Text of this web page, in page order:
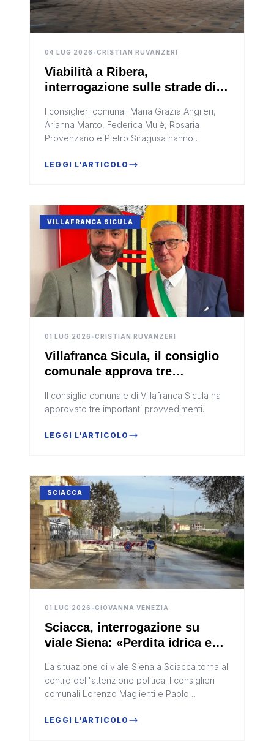
04 LUG 2026 •CRISTIAN RUVANZERI
Viabilità a Ribera,
interrogazione sulle strade di
del Platani
I consiglieri comunali Maria Grazia Angileri,
Arianna Manto, Federica Mulè, Rosaria
Provenzano e Pietro Siragusa hanno
presidente del consiglio comunale...
LEGGI L'ARTICOLO
VILLAFRANCA SICULA
01 LUG 2026 •CRISTIAN RUVANZERI
Villafranca Sicula, il consiglio
comunale approva tre
rottamazione quinquies e
nuovo regolamento
Il consiglio comunale di Villafranca Sicula ha
approvato tre importanti provvedimenti.
LEGGI L'ARTICOLO
SCIACCA
01 LUG 2026 •GIOVANNA VENEZIA
Sciacca, interrogazione su
viale Siena: «Perdita idrica e
interventi"
La situazione di viale Siena a Sciacca torna al
centro dell'attenzione politica. I consiglieri
comunali Lorenzo Maglienti e Paolo
un'interrogazione indirizzata al sindaco...
LEGGI L'ARTICOLO